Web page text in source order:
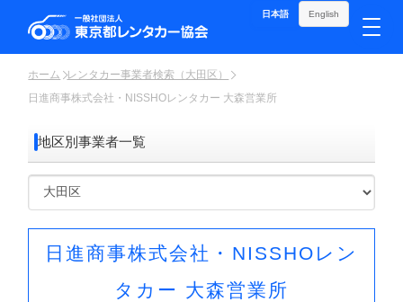
日本語 English
ホーム レンタカー事業者検索（大田区）
日進商事株式会社・NISSHOレンタカー 大森営業所
地区別事業者一覧
日進商事株式会社・NISSHOレン
タカー 大森営業所